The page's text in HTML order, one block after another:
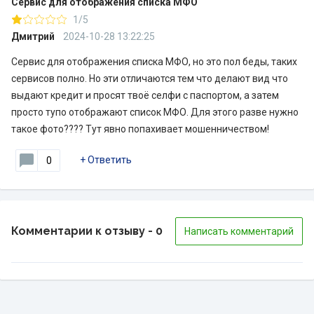
1/5
Дмитрий
2024-10-28 13:22:25
Сервис для отображения списка МФО, но это пол беды, таких
сервисов полно. Но эти отличаются тем что делают вид что
выдают кредит и просят твоё селфи с паспортом, а затем
просто тупо отображают список МФО. Для этого разве нужно
такое фото???? Тут явно попахивает мошенничеством!
0 +Ответить
Комментарии к отзыву - 0 Написать комментарий